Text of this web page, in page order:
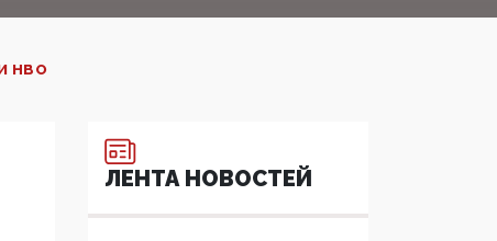
HBO
ЛЕНТА НОВОСТЕЙ